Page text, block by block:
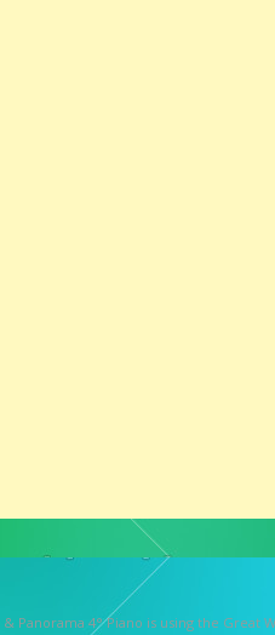
& Panorama 4° Piano is using the Great